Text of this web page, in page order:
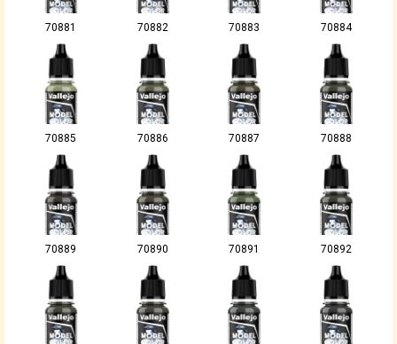
70881 70882 70883 70884
70885 70886 70887 70888
70889 70890 70891 70892